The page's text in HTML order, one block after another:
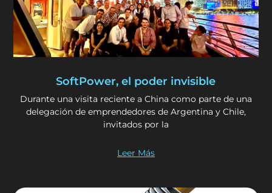
SoftPower, el poder invisible
Durante una visita reciente a China como parte de una
delegación de emprendedores de Argentina y Chile,
invitados por la
Leer Más